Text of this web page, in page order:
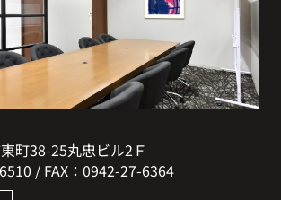
町38-25丸忠ビル2Ｆ
/ FAX：0942-27-6364